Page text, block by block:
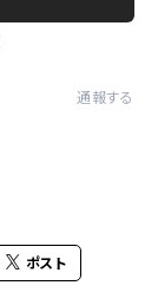
通報する
ポスト